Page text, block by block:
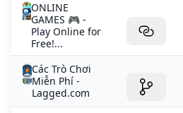
ONLINE
GAMES 🎮 -
Play Online for
Free!...
Các Trò Chơi
Miễn Phí -
Lagged.com